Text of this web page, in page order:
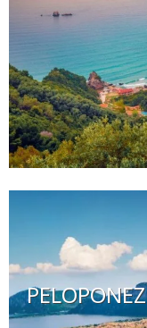
PELOPONEZ